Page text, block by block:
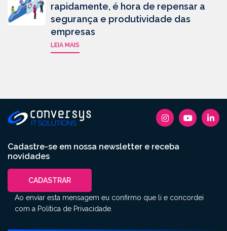
rapidamente, é hora de repensar a
segurança e produtividade das
empresas
LEIA MAIS
Cadastre-se em nossa newsletter e receba
novidades
CADASTRAR
Ao enviar esta mensagem eu confirmo que li e concordei
com a Política de Privacidade.